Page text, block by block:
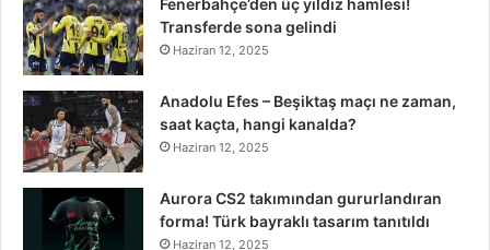
Transferde sona gelindi
Haziran 12, 2025
Anadolu Efes – Beşiktaş maçı ne zaman,
saat kaçta, hangi kanalda?
Haziran 12, 2025
Aurora CS2 takımından gururlandıran
forma! Türk bayraklı tasarım tanıtıldı
Haziran 12, 2025